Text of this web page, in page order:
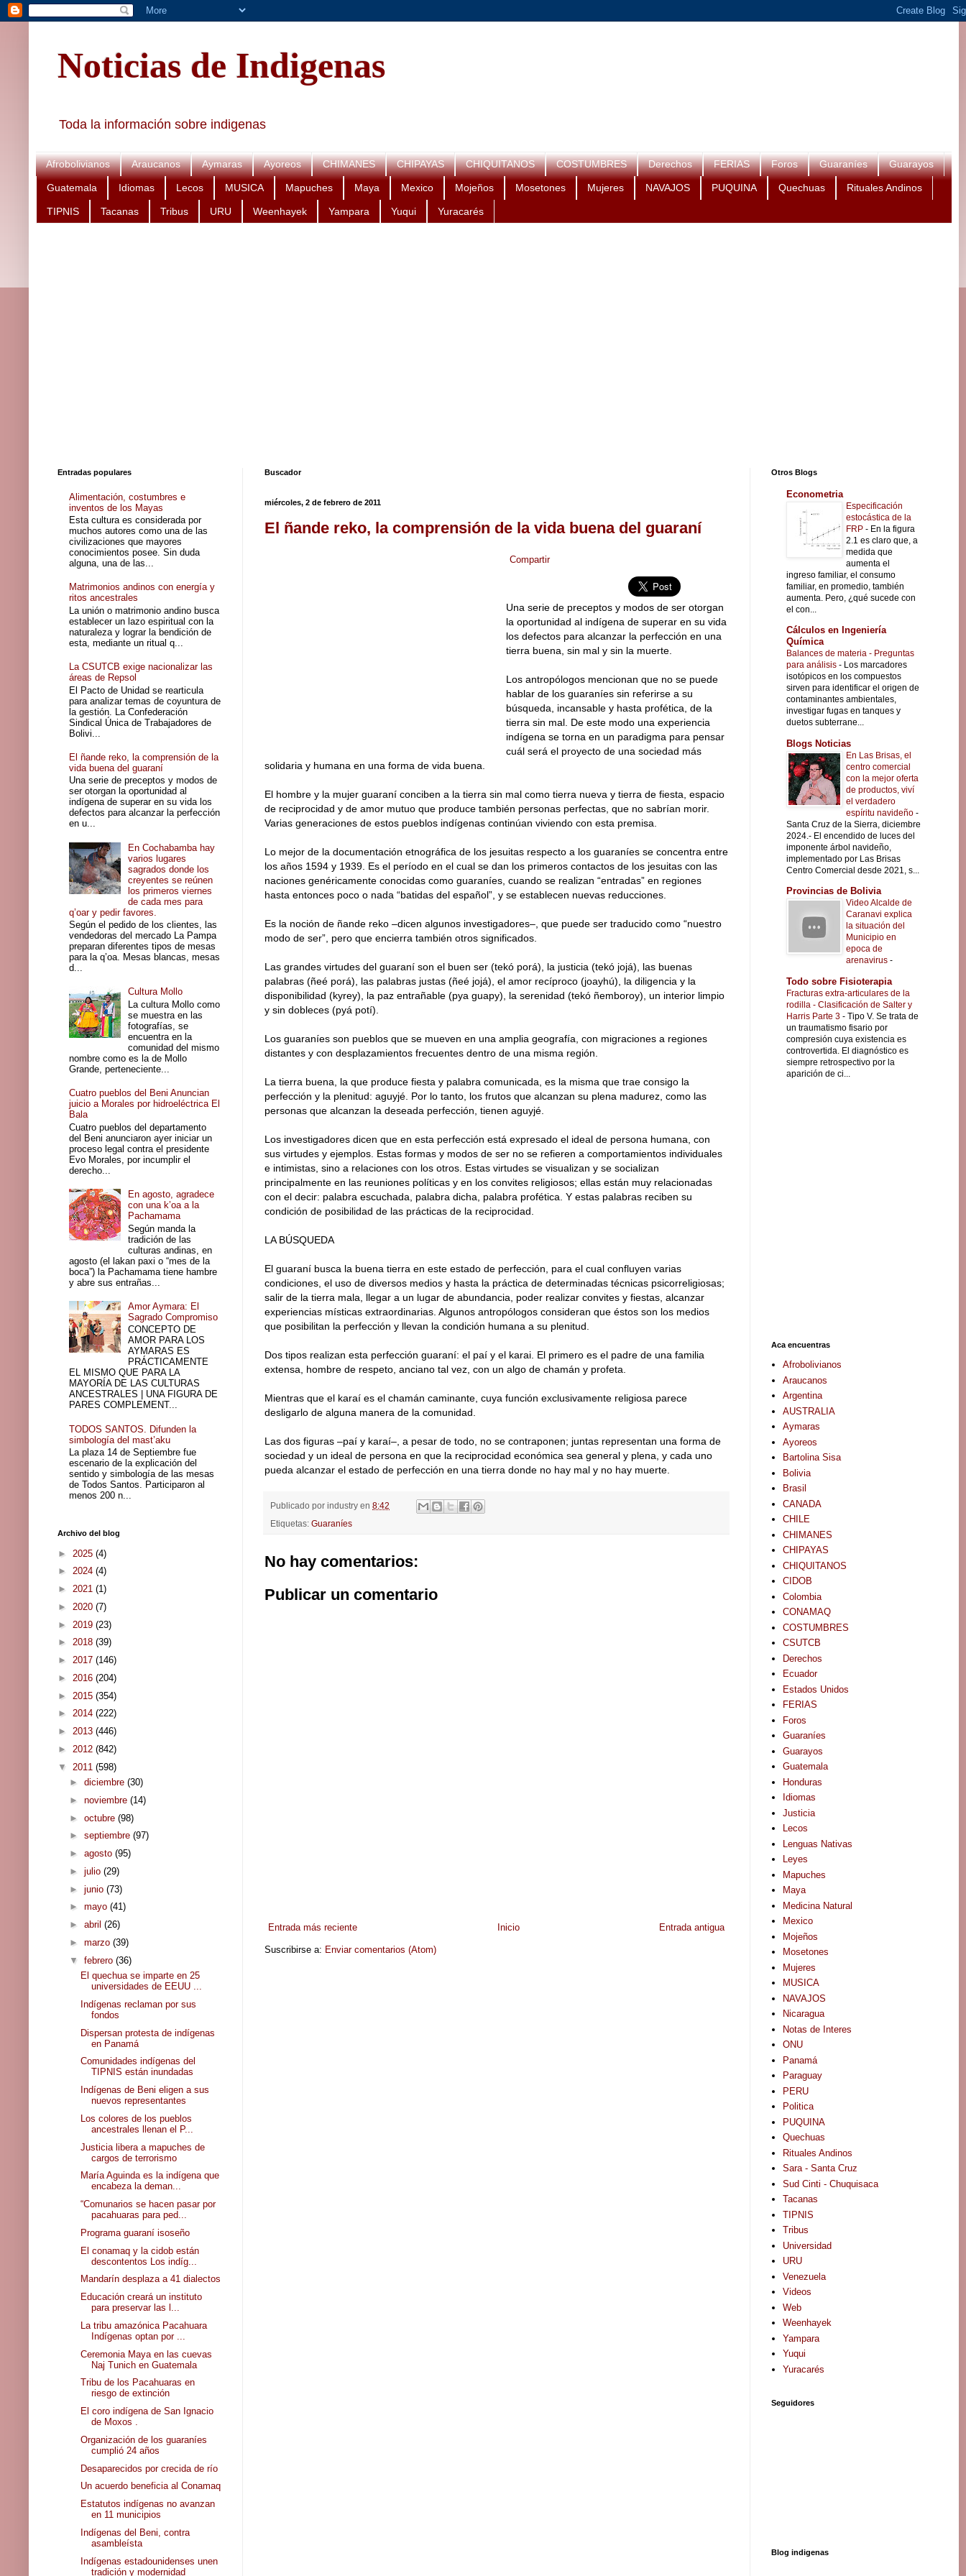
Noticias de Indigenas
Toda la información sobre indigenas
Afrobolivianos Araucanos Aymaras Ayoreos CHIMANES CHIPAYAS CHIQUITANOS COSTUMBRES Derechos FERIAS Foros Guaraníes Guarayos
Guatemala Idiomas Lecos MUSICA Mapuches Maya Mexico Mojeños Mosetones Mujeres NAVAJOS PUQUINA Quechuas Rituales Andinos
TIPNIS Tacanas Tribus URU Weenhayek Yampara Yuqui Yuracarés
Buscador
miércoles, 2 de febrero de 2011
El ñande reko, la comprensión de la vida buena del guaraní
Compartir
Una serie de preceptos y modos de ser otorgan
la oportunidad al indígena de superar en su vida
los defectos para alcanzar la perfección en una
tierra buena, sin mal y sin la muerte.
Los antropólogos mencionan que no se puede
hablar de los guaraníes sin referirse a su
búsqueda, incansable y hasta profética, de la
tierra sin mal. De este modo una experiencia
indígena se torna en un paradigma para pensar
cuál será el proyecto de una sociedad más
solidaria y humana en una forma de vida buena.
El hombre y la mujer guaraní conciben a la tierra sin mal como tierra nueva y tierra de fiesta, espacio
de reciprocidad y de amor mutuo que produce también personas perfectas, que no sabrían morir.
Varias generaciones de estos pueblos indígenas continúan viviendo con esta premisa.
Lo mejor de la documentación etnográfica de los jesuitas respecto a los guaraníes se concentra entre
los años 1594 y 1939. Es el período en el cual se dan los primeros contactos de los jesuitas con las
naciones genéricamente conocidas como guaraníes, cuando se realizan “entradas” en regiones
hasta entonces poco o nada “batidas del español”, y se establecen nuevas reducciones.
Es la noción de ñande reko –dicen algunos investigadores–, que puede ser traducido como “nuestro
modo de ser”, pero que encierra también otros significados.
Las grandes virtudes del guaraní son el buen ser (tekó porá), la justicia (tekó jojá), las buenas
palabras (ñeé porá), las palabras justas (ñeé jojá), el amor recíproco (joayhú), la diligencia y la
disponibilidad (kyrey), la paz entrañable (pya guapy), la serenidad (tekó ñemboroy), un interior limpio
y sin dobleces (pyá potí).
Los guaraníes son pueblos que se mueven en una amplia geografía, con migraciones a regiones
distantes y con desplazamientos frecuentes dentro de una misma región.
La tierra buena, la que produce fiesta y palabra comunicada, es la misma que trae consigo la
perfección y la plenitud: aguyjé. Por lo tanto, los frutos que alcanzan su plena madurez, como las
personas que alcanzan la deseada perfección, tienen aguyjé.
Los investigadores dicen que en esta perfección está expresado el ideal de persona humana, con
sus virtudes y ejemplos. Estas formas y modos de ser no se refieren a comportamientos individuales
e intimistas, sino a relaciones con los otros. Estas virtudes se visualizan y se socializan
principalmente en las reuniones políticas y en los convites religiosos; ellas están muy relacionadas
con el decir: palabra escuchada, palabra dicha, palabra profética. Y estas palabras reciben su
condición de posibilidad de las prácticas de la reciprocidad.
LA BÚSQUEDA
El guaraní busca la buena tierra en este estado de perfección, para el cual confluyen varias
condiciones, el uso de diversos medios y hasta la práctica de determinadas técnicas psicorreligiosas;
salir de la tierra mala, llegar a un lugar de abundancia, poder realizar convites y fiestas, alcanzar
experiencias místicas extraordinarias. Algunos antropólogos consideran que éstos son los medios
que posibilitan la perfección y llevan la condición humana a su plenitud.
Dos tipos realizan esta perfección guaraní: el paí y el karai. El primero es el padre de una familia
extensa, hombre de respeto, anciano tal vez, con un algo de chamán y profeta.
Mientras que el karaí es el chamán caminante, cuya función exclusivamente religiosa parece
desligarlo de alguna manera de la comunidad.
Las dos figuras –paí y karaí–, a pesar de todo, no se contraponen; juntas representan una forma de
sociedad y un ideal de persona en que la reciprocidad económica sea general y plena, y cada uno
pueda alcanzar el estado de perfección en una tierra donde no hay mal y no hay muerte.
Publicado por industry en 8:42
Etiquetas: Guaraníes
No hay comentarios:
Publicar un comentario
Entrada más reciente Entrada antigua
Inicio
Suscribirse a: Enviar comentarios (Atom)
Entradas populares
Alimentación, costumbres e
inventos de los Mayas
Esta cultura es considerada por
muchos autores como una de las
civilizaciones que mayores
conocimientos posee. Sin duda
alguna, una de las...
Matrimonios andinos con energía y
ritos ancestrales
La unión o matrimonio andino busca
establecer un lazo espiritual con la
naturaleza y lograr la bendición de
esta, mediante un ritual q...
La CSUTCB exige nacionalizar las
áreas de Repsol
El Pacto de Unidad se rearticula
para analizar temas de coyuntura de
la gestión. La Confederación
Sindical Única de Trabajadores de
Bolivi...
El ñande reko, la comprensión de la
vida buena del guaraní
Una serie de preceptos y modos de
ser otorgan la oportunidad al
indígena de superar en su vida los
defectos para alcanzar la perfección
en u...
En Cochabamba hay
varios lugares
sagrados donde los
creyentes se reúnen
los primeros viernes
de cada mes para
q’oar y pedir favores.
Según el pedido de los clientes, las
vendedoras del mercado La Pampa
preparan diferentes tipos de mesas
para la q’oa. Mesas blancas, mesas
d...
Cultura Mollo
La cultura Mollo como
se muestra en las
fotografías, se
encuentra en la
comunidad del mismo
nombre como es la de Mollo
Grande, perteneciente...
Cuatro pueblos del Beni Anuncian
juicio a Morales por hidroeléctrica El
Bala
Cuatro pueblos del departamento
del Beni anunciaron ayer iniciar un
proceso legal contra el presidente
Evo Morales, por incumplir el
derecho...
En agosto, agradece
con una k’oa a la
Pachamama
Según manda la
tradición de las
culturas andinas, en
agosto (el lakan paxi o “mes de la
boca”) la Pachamama tiene hambre
y abre sus entrañas...
Amor Aymara: El
Sagrado Compromiso
CONCEPTO DE
AMOR PARA LOS
AYMARAS ES
PRÁCTICAMENTE
EL MISMO QUE PARA LA
MAYORÍA DE LAS CULTURAS
ANCESTRALES | UNA FIGURA DE
PARES COMPLEMENT...
TODOS SANTOS. Difunden la
simbología del mast’aku
La plaza 14 de Septiembre fue
escenario de la explicación del
sentido y simbología de las mesas
de Todos Santos. Participaron al
menos 200 n...
Archivo del blog
► 2025 (4)
► 2024 (4)
► 2021 (1)
► 2020 (7)
► 2019 (23)
► 2018 (39)
► 2017 (146)
► 2016 (204)
► 2015 (354)
► 2014 (222)
► 2013 (446)
► 2012 (842)
▼ 2011 (598)
► diciembre (30)
► noviembre (14)
► octubre (98)
► septiembre (97)
► agosto (95)
► julio (29)
► junio (73)
► mayo (41)
► abril (26)
► marzo (39)
▼ febrero (36)
El quechua se imparte en 25
universidades de EEUU ...
Indígenas reclaman por sus
fondos
Dispersan protesta de indígenas
en Panamá
Comunidades indígenas del
TIPNIS están inundadas
Indígenas de Beni eligen a sus
nuevos representantes
Los colores de los pueblos
ancestrales llenan el P...
Justicia libera a mapuches de
cargos de terrorismo
María Aguinda es la indígena que
encabeza la deman...
“Comunarios se hacen pasar por
pacahuaras para ped...
Programa guaraní isoseño
El conamaq y la cidob están
descontentos Los indíg...
Mandarín desplaza a 41 dialectos
Educación creará un instituto
para preservar las l...
La tribu amazónica Pacahuara
Indígenas optan por ...
Ceremonia Maya en las cuevas
Naj Tunich en Guatemala
Tribu de los Pacahuaras en
riesgo de extinción
El coro indígena de San Ignacio
de Moxos .
Organización de los guaraníes
cumplió 24 años
Desaparecidos por crecida de río
Un acuerdo beneficia al Conamaq
Estatutos indígenas no avanzan
en 11 municipios
Indígenas del Beni, contra
asambleísta
Indígenas estadounidenses unen
tradición y modernidad
Otros Blogs
Econometria
Especificación
estocástica de la
FRP - En la figura
2.1 es claro que, a
medida que
aumenta el
ingreso familiar, el consumo
familiar, en promedio, también
aumenta. Pero, ¿qué sucede con
el con...
Cálculos en Ingeniería
Química
Balances de materia - Preguntas
para análisis - Los marcadores
isotópicos en los compuestos
sirven para identificar el origen de
contaminantes ambientales,
investigar fugas en tanques y
duetos subterrane...
Blogs Noticias
En Las Brisas, el
centro comercial
con la mejor oferta
de productos, viví
el verdadero
espíritu navideño -
Santa Cruz de la Sierra, diciembre
2024.- El encendido de luces del
imponente árbol navideño,
implementado por Las Brisas
Centro Comercial desde 2021, s...
Provincias de Bolivia
Video Alcalde de
Caranavi explica
la situación del
Municipio en
epoca de
arenavirus -
Todo sobre Fisioterapia
Fracturas extra-articulares de la
rodilla - Clasificación de Salter y
Harris Parte 3 - Tipo V. Se trata de
un traumatismo fisario por
compresión cuya existencia es
controvertida. El diagnóstico es
siempre retrospectivo por la
aparición de ci...
Aca encuentras
Afrobolivianos
Araucanos
Argentina
AUSTRALIA
Aymaras
Ayoreos
Bartolina Sisa
Bolivia
Brasil
CANADA
CHILE
CHIMANES
CHIPAYAS
CHIQUITANOS
CIDOB
Colombia
CONAMAQ
COSTUMBRES
CSUTCB
Derechos
Ecuador
Estados Unidos
FERIAS
Foros
Guaraníes
Guarayos
Guatemala
Honduras
Idiomas
Justicia
Lecos
Lenguas Nativas
Leyes
Mapuches
Maya
Medicina Natural
Mexico
Mojeños
Mosetones
Mujeres
MUSICA
NAVAJOS
Nicaragua
Notas de Interes
ONU
Panamá
Paraguay
PERU
Politica
PUQUINA
Quechuas
Rituales Andinos
Sara - Santa Cruz
Sud Cinti - Chuquisaca
Tacanas
TIPNIS
Tribus
Universidad
URU
Venezuela
Videos
Web
Weenhayek
Yampara
Yuqui
Yuracarés
Seguidores
Blog indigenas